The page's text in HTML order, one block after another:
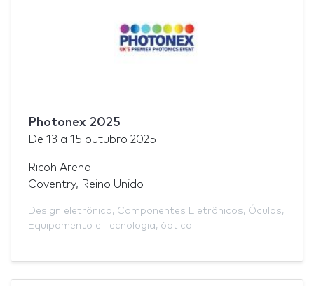
Photonex 2025
De 13 a 15 outubro 2025
Ricoh Arena
Coventry, Reino Unido
Design eletrônico, Componentes Eletrônicos, Óculos,
Equipamento e Tecnologia, óptica